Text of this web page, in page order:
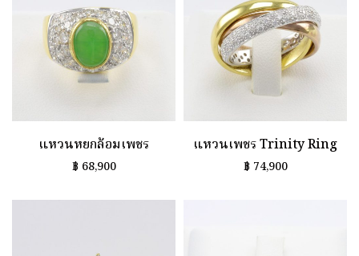
แหวนหยกล้อมเพชร
฿ 68,900
แหวนเพชร Trinity Ring
฿ 74,900